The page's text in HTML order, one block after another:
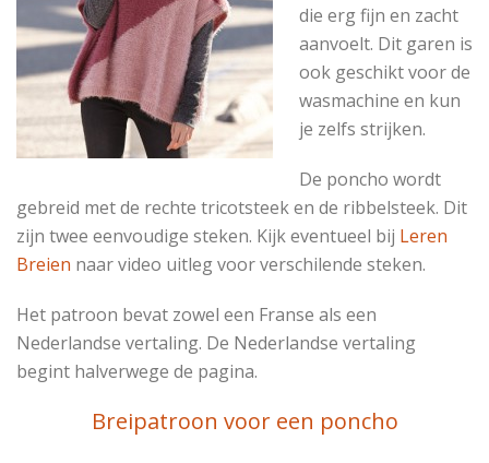
die erg fijn en zacht
aanvoelt. Dit garen is
ook geschikt voor de
wasmachine en kun
je zelfs strijken.
De poncho wordt
gebreid met de rechte tricotsteek en de ribbelsteek. Dit
zijn twee eenvoudige steken. Kijk eventueel bij Leren
Breien naar video uitleg voor verschilende steken.
Het patroon bevat zowel een Franse als een
Nederlandse vertaling. De Nederlandse vertaling
begint halverwege de pagina.
Breipatroon voor een poncho